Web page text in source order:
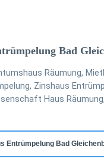
Bad
Räumung,
Zinshaus
Haus
Entrümpelung Bad